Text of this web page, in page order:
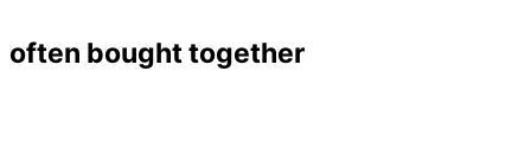
often bought together